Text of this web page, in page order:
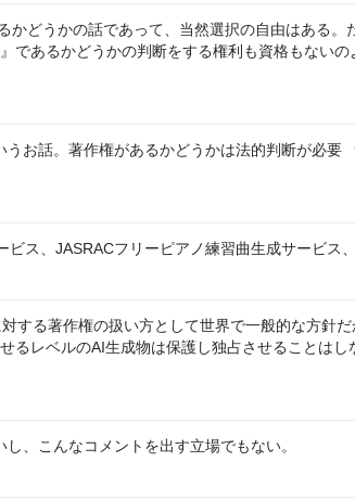
かどうかの話であって、当然選択の自由はある。
であるかどうかの判断をする権利も資格もないの
うお話。著作権があるかどうかは法的判断が必要
ビス、JASRACフリーピアノ練習曲生成サービス
する著作権の扱い方として世界で一般的な方針
るレベルのAI生成物は保護し独占させることはし
、こんなコメントを出す立場でもない。